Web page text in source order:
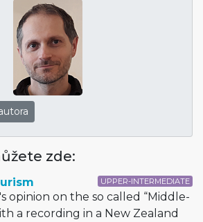
zde:
UPPER-INTERMEDIATE
opinion on the so called “Middle-
a recording in a New Zealand